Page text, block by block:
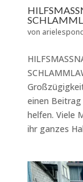
von
einen
helfen. Viele
ihr ganzes